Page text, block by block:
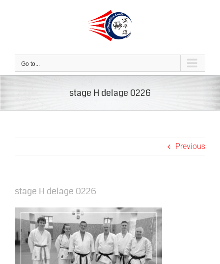
Go to...
stage H delage 0226
Previous
stage H delage 0226